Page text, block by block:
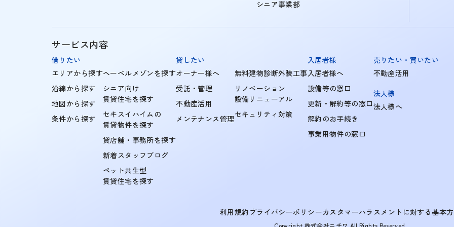
シニア事業部
サービス内容
借りたい
エリアから探す
沿線から探す
地図から探す
条件から探す
ヘーベルメゾンを探す
シニア向け
賃貸住宅を探す
セキスイハイムの
賃貸物件を探す
貸店舗・事務所を探す
新着スタッフブログ
ペット共生型
賃貸住宅を探す
貸したい
オーナー様へ
受託・管理
不動産活用
メンテナンス管理
無料建物診断外装工事
リノベーション
設備リニューアル
セキュリティ対策
入居者様
入居者様へ
設備等の窓口
更新・解約等の窓口
解約のお手続き
事業用物件の窓口
売りたい・買いたい
不動産活用
法人様
法人様へ
利用規約 プライバシーポリシーカスタマーハラスメントに対する基本
Copyright 株式会社ニチワ All Rights Reserved.